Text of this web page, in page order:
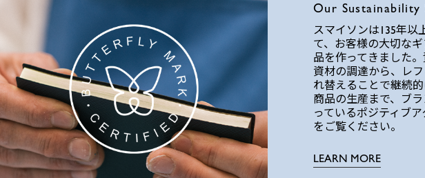
Our Sustainability
スマイソンは135年以
て、お客様の大切な
品を作ってきました
資材の調達から、レ
れ替えることで継続
商品の生産まで、ブ
っているポジティブ
をご覧ください。
LEARN MORE